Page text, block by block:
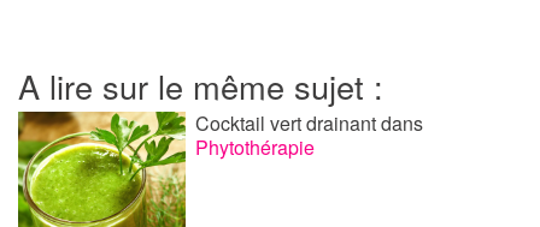
A lire sur le même sujet :
Cocktail vert drainantdans
Phytothérapie